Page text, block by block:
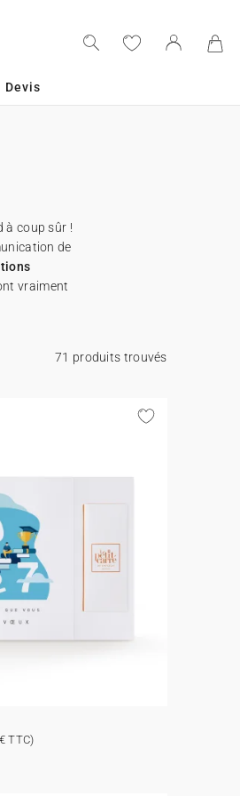
Devis
à coup sûr !
de
vraiment
71 produits trouvés
TTC)